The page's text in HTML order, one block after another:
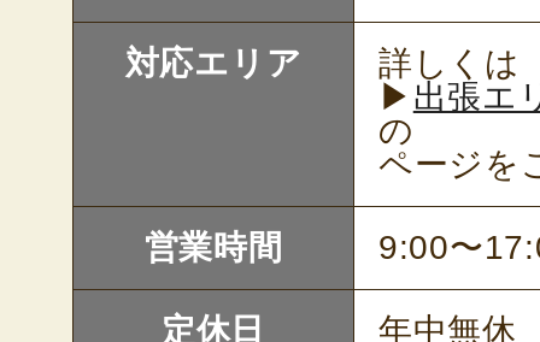
対応エリア
詳しくは
▶ 出張エ
の
ページを
営業時間 9:00〜
定休日
年中無休